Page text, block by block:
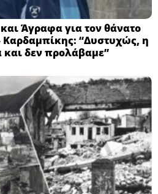
Άγραφα για τον θάνατο
Καρδαμπίκης: “Δυστυχώς, η
και δεν προλάβαμε”